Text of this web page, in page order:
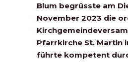
Blum begrüsste am
November 2023 die
Pfarrkirche St. Martin
führte kompetent